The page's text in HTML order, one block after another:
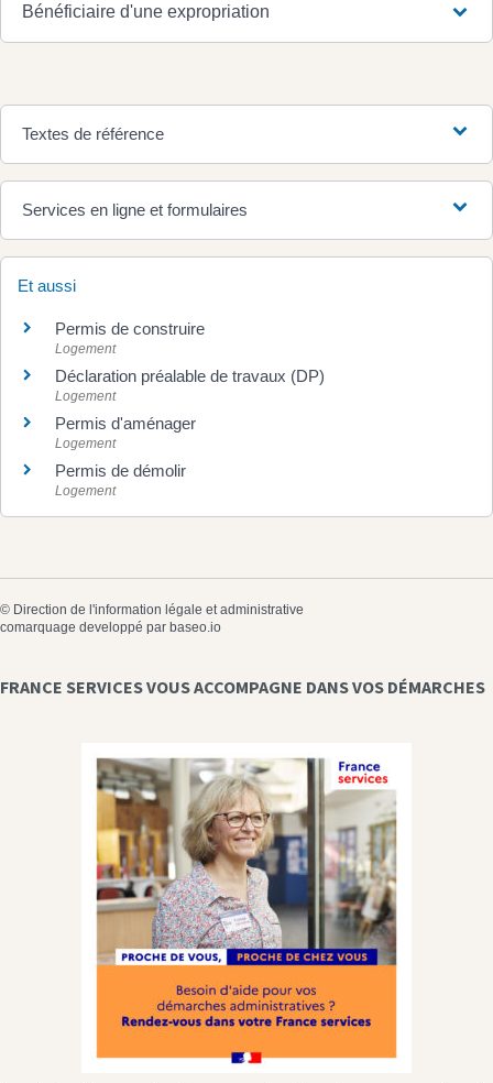
Bénéficiaire d'une expropriation
Textes de référence
Services en ligne et formulaires
Et aussi
Permis de construire
Logement
Déclaration préalable de travaux (DP)
Logement
Permis d'aménager
Logement
Permis de démolir
Logement
© Direction de l'information légale et administrative
comarquage developpé par baseo.io
FRANCE SERVICES VOUS ACCOMPAGNE DANS VOS DÉMARCHES